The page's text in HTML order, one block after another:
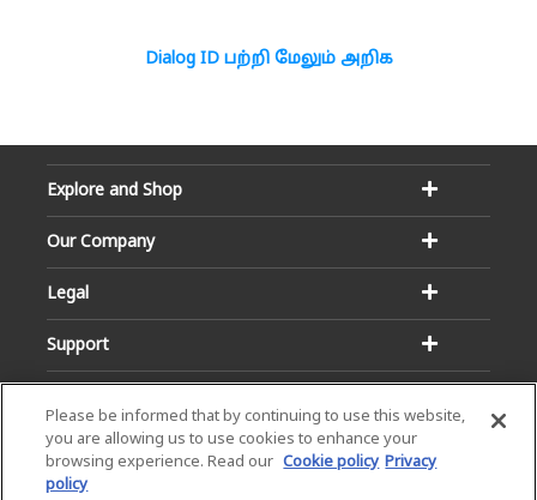
Dialog ID பற்றி மேலும் அறிக
Explore and Shop
Our Company
Legal
Support
Please be informed that by continuing to use this website,
you are allowing us to use cookies to enhance your
browsing experience. Read our Cookie policy Privacy
policy